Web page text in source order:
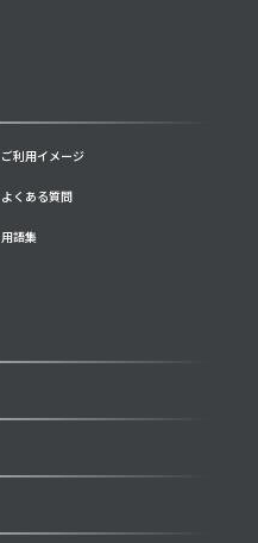
ご利用イメージ
よくある質問
用語集